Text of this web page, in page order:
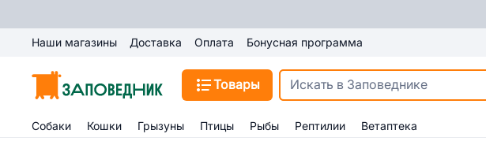
Наши магазины Доставка Оплата Бонусная программа
Товары
Собаки Кошки Грызуны Птицы Рыбы Рептилии Ветаптека